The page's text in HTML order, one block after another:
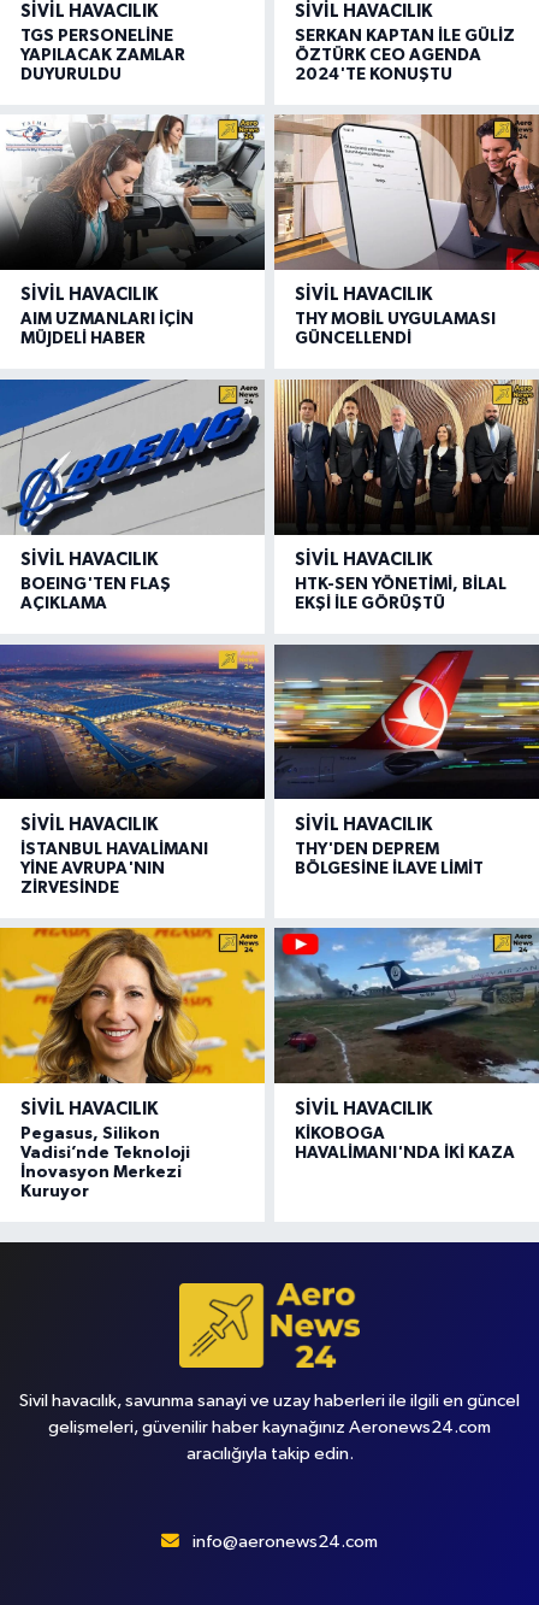
SIVIL HAVACILIK
TGS PERSONELİNE
YAPILACAK ZAMLAR
DUYURULDU
SIVIL HAVACILIK
SERKAN KAPTAN İLE GÜLİZ
ÖZTÜRK CEO AGENDA
2024'TE KONUŞTU
SIVIL HAVACILIK
AIM UZMANLARI İÇİN
MÜJDELİ HABER
SIVIL HAVACILIK
THY MOBİL UYGULAMASI
GÜNCELLENDİ
SIVIL HAVACILIK
BOEING'TEN FLAŞ
AÇIKLAMA
SIVIL HAVACILIK
HTK-SEN YÖNETİMİ, BİLAL
EKŞİ İLE GÖRÜŞTÜ
SIVIL HAVACILIK
İSTANBUL HAVALİMANI
YİNE AVRUPA'NIN
ZİRVESİNDE
SIVIL HAVACILIK
THY'DEN DEPREM
BÖLGESİNE İLAVE LİMİT
SIVIL HAVACILIK
Pegasus, Silikon
Vadisi’nde Teknoloji
İnovasyon Merkezi
Kuruyor
SIVIL HAVACILIK
KİKOBOGA
HAVALİMANI'NDA İKİ KAZA
Sivil havacılık, savunma sanayi ve uzay haberleri ile ilgili en güncel
gelişmeleri, güvenilir haber kaynağınız Aeronews24.com
aracılığıyla takip edin.
info@aeronews24.com